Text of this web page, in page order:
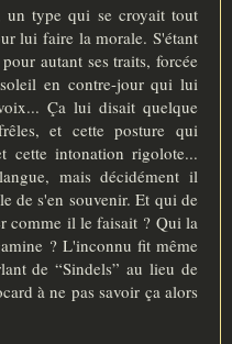
type qui se croyait tout
lui faire la morale. S'étant
autant ses traits, forcée
en contre-jour qui lui
Ça lui disait quelque
et cette posture qui
cette intonation rigolote...
mais décidément il
de s'en souvenir. Et qui de
comme il le faisait ? Qui la
? L'inconnu fit même
de “Sindels” au lieu de
à ne pas savoir ça alors